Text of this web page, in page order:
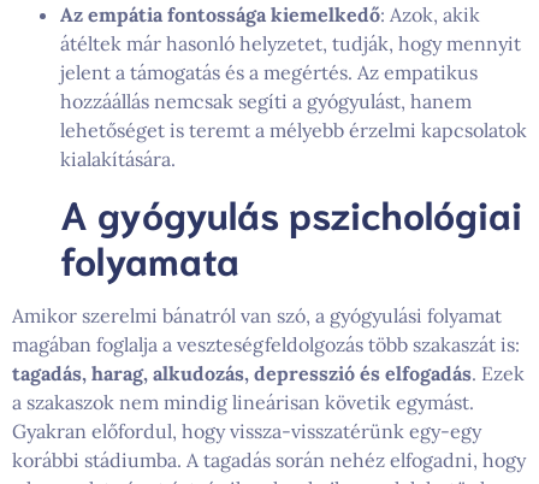
Az empátia fontossága kiemelkedő: Azok, akik
átéltek már hasonló helyzetet, tudják, hogy mennyit
jelent a támogatás és a megértés. Az empatikus
hozzáállás nemcsak segíti a gyógyulást, hanem
lehetőséget is teremt a mélyebb érzelmi kapcsolatok
kialakítására.
A gyógyulás pszichológiai
folyamata
Amikor szerelmi bánatról van szó, a gyógyulási folyamat
magában foglalja a veszteségfeldolgozás több szakaszát is:
tagadás, harag, alkudozás, depresszió és elfogadás. Ezek
a szakaszok nem mindig lineárisan követik egymást.
Gyakran előfordul, hogy vissza-visszatérünk egy-egy
korábbi stádiumba. A tagadás során nehéz elfogadni, hogy